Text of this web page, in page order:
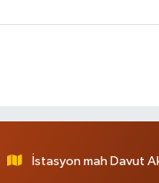
İstasyon mah Davut